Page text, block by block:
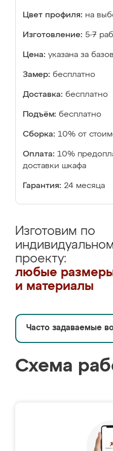
Цвет профиля: на
Изготовление: 5-7
Цена: указана за
Замер: бесплатно
Доставка: бесплатно
Подъём: бесплатно
Сборка: 10% от
Оплата: 10%
доставки шкафа
Гарантия: 24 месяца
Изготовим по
проекту:
любые
и материалы
Часто задаваемые
Схема